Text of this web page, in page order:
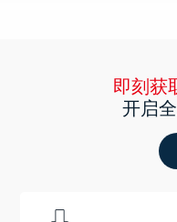
即刻获
开启